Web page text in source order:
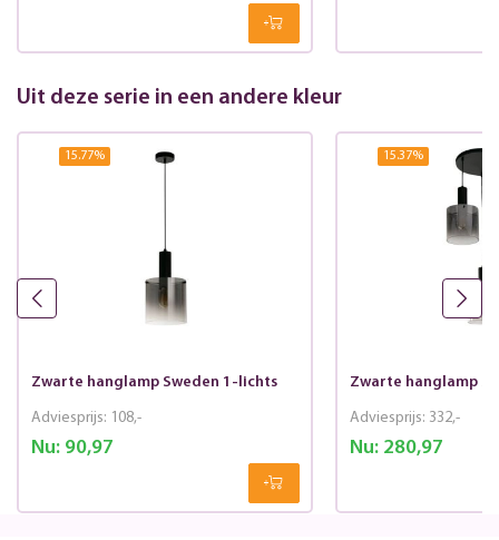
Uit deze serie in een andere kleur
15.77%
Zwarte hanglamp Sweden 1-lichts
Nu:90,97
Adviesprijs: 108,-
15.37%
Zwarte hanglamp
Nu:280,97
Adviesprijs: 332,-